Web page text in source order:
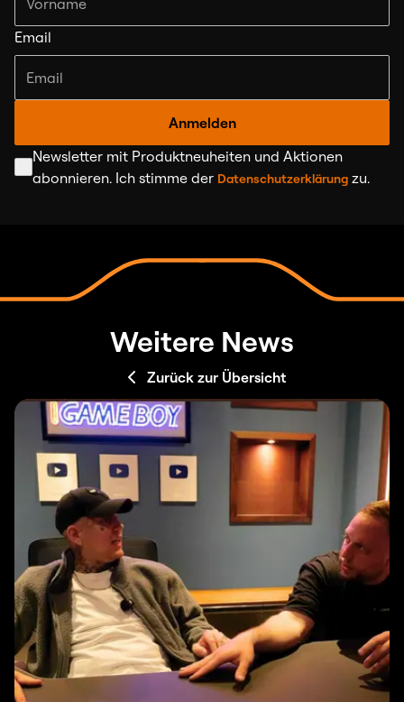
Email
Anmelden
Newsletter mit Produktneuheiten und Aktionen
abonnieren. Ich stimme der Datenschutzerklärung zu.
Weitere News
Zurück zur Übersicht